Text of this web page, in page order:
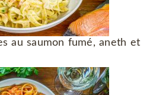
au saumon fumé, aneth et